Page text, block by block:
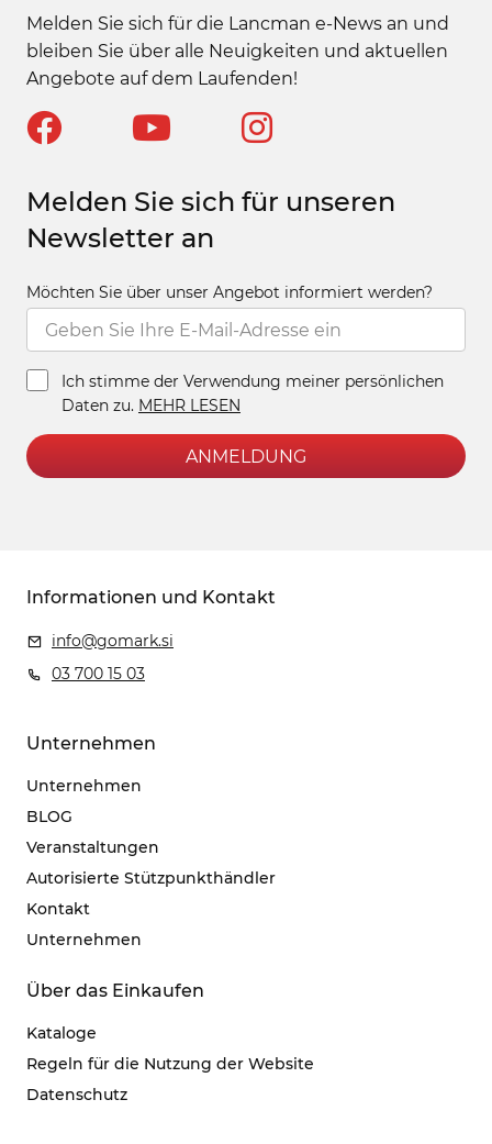
Melden Sie sich für die Lancman e-News an und
bleiben Sie über alle Neuigkeiten und aktuellen
Angebote auf dem Laufenden!
Melden Sie sich für unseren
Newsletter an
Möchten Sie über unser Angebot informiert werden?
Ich stimme der Verwendung meiner persönlichen
Daten zu. MEHR LESEN
ANMELDUNG
Informationen und Kontakt
info@gomark.si
03 700 15 03
Unternehmen
Unternehmen
BLOG
Veranstaltungen
Autorisierte Stützpunkthändler
Kontakt
Unternehmen
Über das Einkaufen
Kataloge
Regeln für die Nutzung der Website
Datenschutz